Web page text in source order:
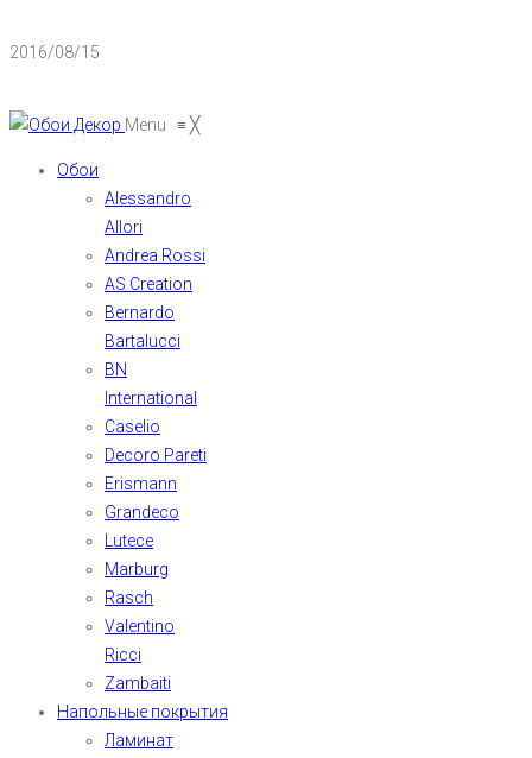
2016/08/15
Menu ≡╳
Обои
Alessandro
Allori
Andrea Rossi
AS Creation
Bernardo
Bartalucci
BN
International
Caselio
Decoro Pareti
Erismann
Grandeco
Lutece
Marburg
Rasch
Valentino
Ricci
Zambaiti
Напольные покрытия
Ламинат